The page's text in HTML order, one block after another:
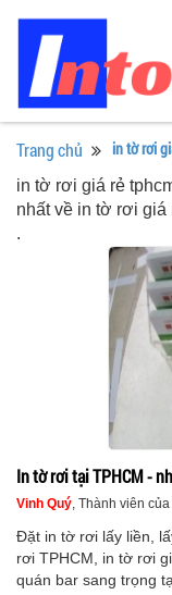
Trang chủ in tờ rơi
in tờ rơi giá rẻ
nhất về in tờ rơi giá
.
In tờ rơi tại TPHCM -
Vinh Quý , Thành viên
Đặt in tờ rơi lấy liền,
rơi TPHCM, in tờ rơi
quán bar sang trọng